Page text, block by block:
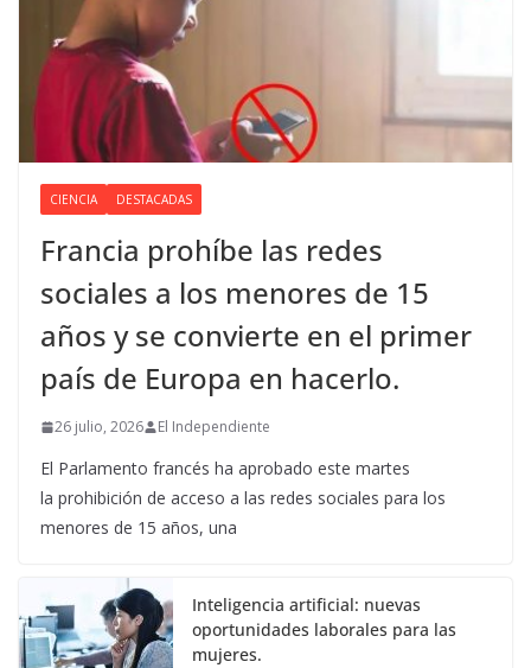
CIENCIA DESTACADAS
Francia prohíbe las redes
sociales a los menores de 15
años y se convierte en el primer
país de Europa en hacerlo.
26 julio, 2026 El Independiente
El Parlamento francés ha aprobado este martes
la prohibición de acceso a las redes sociales para los
menores de 15 años, una
Inteligencia artificial: nuevas
oportunidades laborales para las
mujeres.